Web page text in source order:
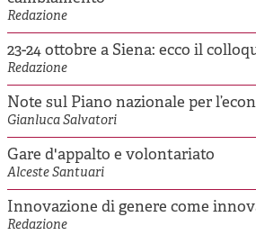
Redazione
23-24 ottobre a Siena: ecco il
Redazione
Note sul Piano nazionale per
Gianluca Salvatori
Gare d'appalto e volontariato
Alceste Santuari
Innovazione di genere come
Redazione